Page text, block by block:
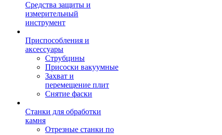
Средства защиты и
измерительный
инструмент
Приспособления и
аксессуары
Струбцины
Присоски вакуумные
Захват и
перемещение плит
Снятие фаски
Станки для обработки
камня
Отрезные станки по